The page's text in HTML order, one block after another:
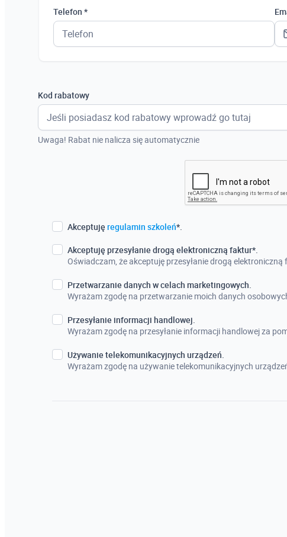
Telefon *
Kod rabatowy
Uwaga! Rabat nie nalicza się automatycznie
Akceptuję regulamin szkoleń*.
Akceptuję przesyłanie drogą elektroniczną faktur*.
Oświadczam, że akceptuję przesyłanie drogą
Przetwarzanie danych w celach marketingowych.
Wyrażam zgodę na przetwarzanie moich danych
Przesyłanie informacji handlowej.
Wyrażam zgodę na przesyłanie informacji handlowej za
Używanie telekomunikacyjnych urządzeń.
Wyrażam zgodę na używanie telekomunikacyjnych